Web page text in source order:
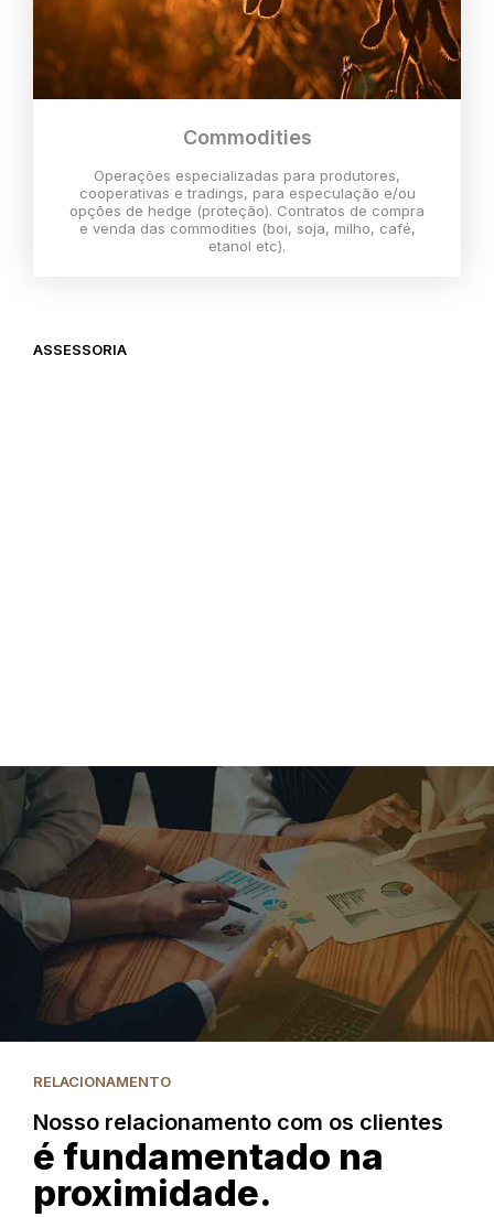
Commodities
Operações especializadas para produtores,
cooperativas e tradings, para especulação e/ou
opções de hedge (proteção). Contratos de compra
e venda das commodities (boi, soja, milho, café,
etanol etc).
ASSESSORIA
RELACIONAMENTO
Nosso relacionamento com os clientes
é fundamentado na
proximidade.